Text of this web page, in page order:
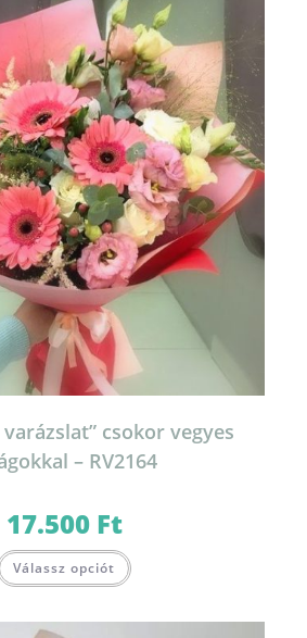
varázslat” csokor vegyes
– RV2164
17.500 Ft
Válassz opciót